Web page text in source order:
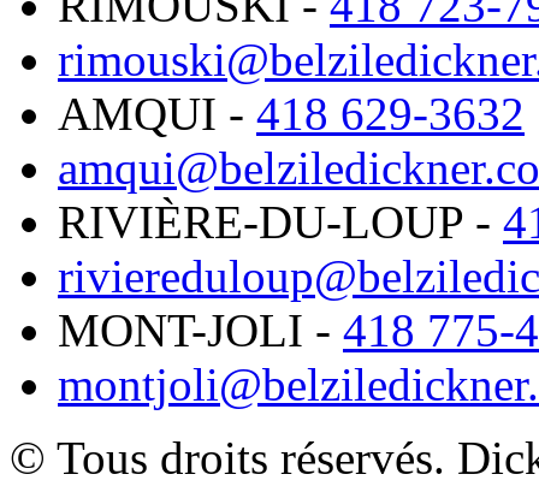
AMQUI - 418 629-3632
RIVIÈRE-DU-LOUP -
MONT-JOLI - 418 775-
© Tous droits réservés.